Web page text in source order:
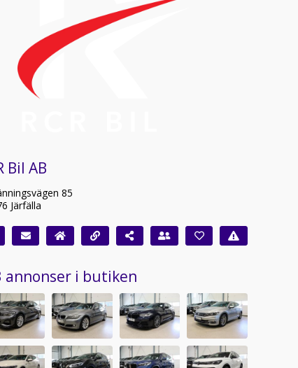
Bil AB
85
Järfälla
annonser i butiken